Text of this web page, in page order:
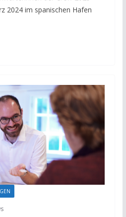
2024 im spanischen Hafen